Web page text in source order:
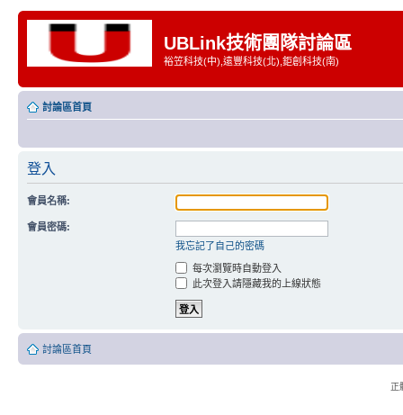
UBLink技術團隊討論區
裕笠科技(中),遠豐科技(北),鉅創科技(南)
討論區首頁
登入
會員名稱:
會員密碼:
我忘記了自己的密碼
每次瀏覽時自動登入
此次登入請隱藏我的上線狀態
討論區首頁
正